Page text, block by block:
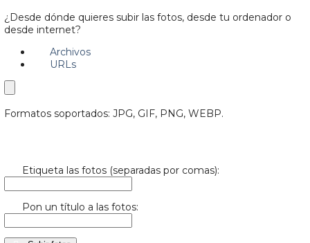
¿Desde dónde quieres subir las fotos, desde tu ordenador o
desde internet?
Archivos
URLs
Formatos soportados: JPG, GIF, PNG, WEBP.
Etiqueta las fotos (separadas por comas):
Pon un título a las fotos: